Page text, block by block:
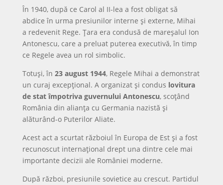
În 1940, după ce Carol al II-lea a fost obligat să
abdice în urma presiunilor interne și externe, Mihai
a redevenit Rege. Țara era condusă de mareșalul Ion
Antonescu, care a preluat puterea executivă, în timp
ce Regele avea un rol simbolic.
Totuși, în 23 august 1944, Regele Mihai a demonstrat
un curaj excepțional. A organizat și condus lovitura
de stat împotriva guvernului Antonescu, scoțând
România din alianța cu Germania nazistă și
alăturând-o Puterilor Aliate.
Acest act a scurtat războiul în Europa de Est și a fost
recunoscut internațional drept una dintre cele mai
importante decizii ale României moderne.
După război, presiunile sovietice au crescut. Partidul